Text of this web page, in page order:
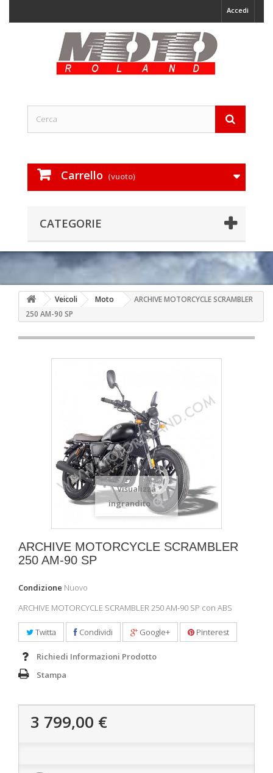
Accedi
Carrello (vuoto)
CATEGORIE
Veicoli Moto
ARCHIVE MOTORCYCLE SCRAMBLER
250 AM-90 SP
Visualizza
ingrandito
ARCHIVE MOTORCYCLE SCRAMBLER
250 AM-90 SP
Condizione Nuovo
ARCHIVE MOTORCYCLE SCRAMBLER 250 AM-90 SP con ABS
Twitta Condividi Google+ Pinterest
Richiedi Informazioni Prodotto
Stampa
3 799,00 €